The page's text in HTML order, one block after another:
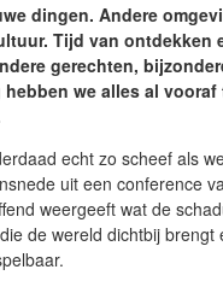
dingen. Andere
Tijd van ontdekken
gerechten,
we alles al
echt zo scheef als
uit een conference
weergeeft wat de
de wereld dichtbij brengt